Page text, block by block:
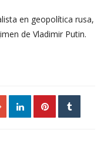
en geopolítica rusa,
de Vladimir Putin.